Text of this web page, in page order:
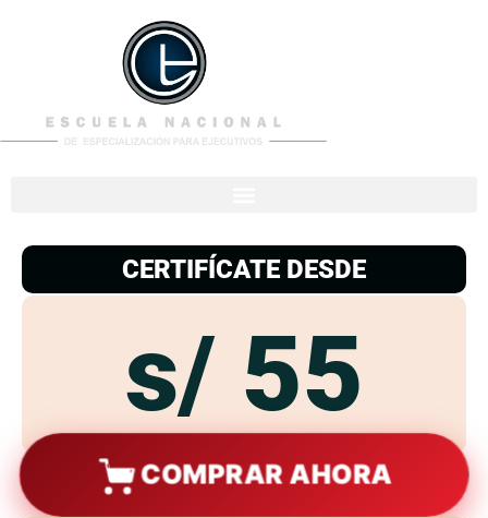
CERTIFÍCATE DESDE
s/ 55
COMPRAR AHORA